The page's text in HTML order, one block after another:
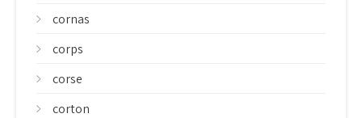
cornas
corps
corse
corton